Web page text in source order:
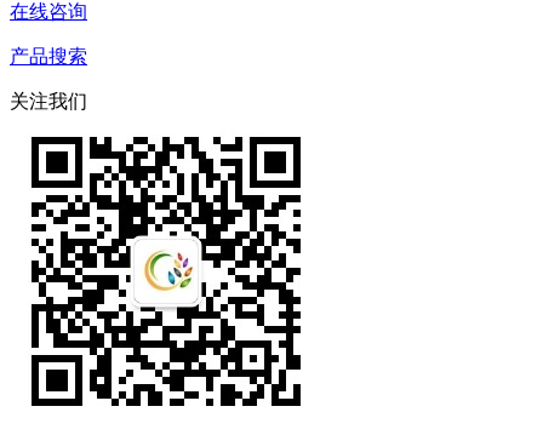
在线咨询
产品搜索
关注我们